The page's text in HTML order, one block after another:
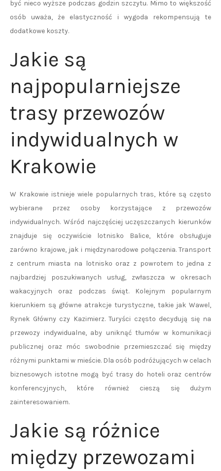
być nieco wyższe podczas godzin szczytu. Mimo to większość
osób uważa, że elastyczność i wygoda rekompensują te
dodatkowe koszty.
Jakie są
najpopularniejsze
trasy przewozów
indywidualnych w
Krakowie
W Krakowie istnieje wiele popularnych tras, które są często
wybierane przez osoby korzystające z przewozów
indywidualnych. Wśród najczęściej uczęszczanych kierunków
znajduje się oczywiście lotnisko Balice, które obsługuje
zarówno krajowe, jak i międzynarodowe połączenia. Transport
z centrum miasta na lotnisko oraz z powrotem to jedna z
najbardziej poszukiwanych usług, zwłaszcza w okresach
wakacyjnych oraz podczas świąt. Kolejnym popularnym
kierunkiem są główne atrakcje turystyczne, takie jak Wawel,
Rynek Główny czy Kazimierz. Turyści często decydują się na
przewozy indywidualne, aby uniknąć tłumów w komunikacji
publicznej oraz móc swobodnie przemieszczać się między
różnymi punktami w mieście. Dla osób podróżujących w celach
biznesowych istotne mogą być trasy do hoteli oraz centrów
konferencyjnych, które również cieszą się dużym
zainteresowaniem.
Jakie są różnice
między przewozami